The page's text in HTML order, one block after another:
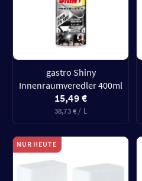
gastro Shiny
Innenraumveredler 400ml
15,49 €
38,73 € / L
NUR HEUTE